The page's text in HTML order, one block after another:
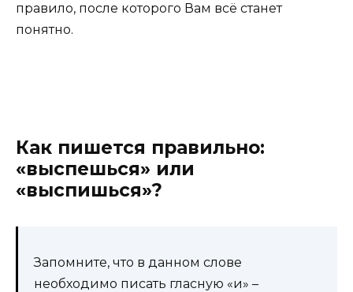
правило, после которого Вам всё станет
понятно.
Как пишется правильно:
«выспешься» или
«выспишься»?
Запомните, что в данном слове
необходимо писать гласную «и» –